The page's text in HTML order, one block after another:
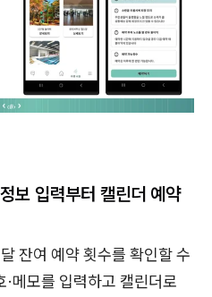
보 입력부터 캘린더 예약
잔여 예약 횟수를 확인할 수
메모를 입력하고 캘린더로